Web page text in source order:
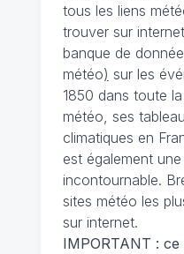
tous les liens
trouver sur
banque de
météo) sur les
1850 dans toute
météo, ses
climatiques en
est également
incontournable.
sites météo les
sur internet.
IMPORTANT :